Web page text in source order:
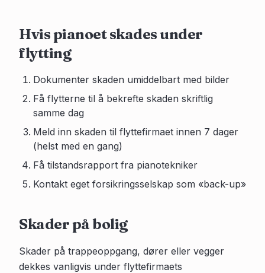
Hvis pianoet skades under
flytting
Dokumenter skaden umiddelbart med bilder
Få flytterne til å bekrefte skaden skriftlig
samme dag
Meld inn skaden til flyttefirmaet innen 7 dager
(helst med en gang)
Få tilstandsrapport fra pianotekniker
Kontakt eget forsikringsselskap som «back-up»
Skader på bolig
Skader på trappeoppgang, dører eller vegger
dekkes vanligvis under flyttefirmaets